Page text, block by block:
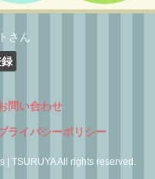
さん
問い合わせ
ライバシーポリシー
TSURUYA All rights reserved.